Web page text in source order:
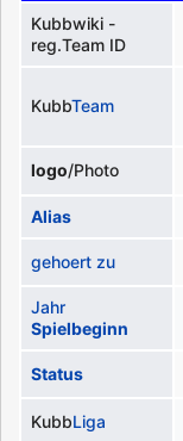
Kubbwiki -
reg.Team ID
KubbTeam
logo/Photo
Alias
gehoert zu
Jahr
Spielbeginn
Status
KubbLiga